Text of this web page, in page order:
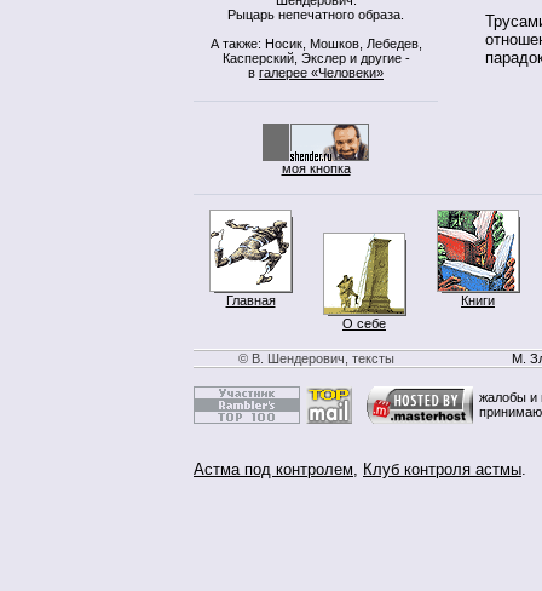
Рыцарь непечатного образа.
А также: Носик, Мошков, Лебедев,
Касперский, Экслер и другие -
в галерее «Человеки»
моя кнопка
Главная
О себе
Книги
© В. Шендерович, тексты М.
жалобы и
Астма под контролем, Клуб контроля астмы.